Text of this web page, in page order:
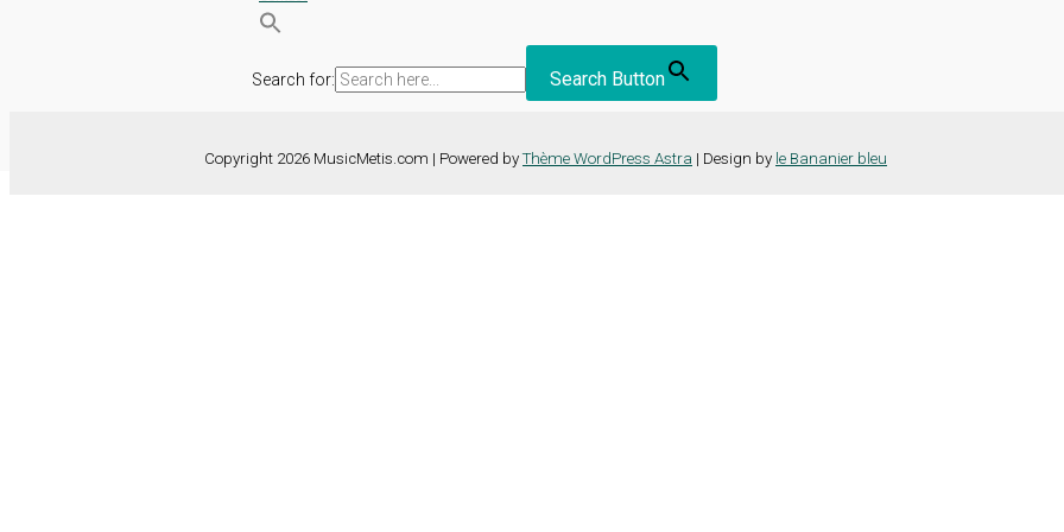
Search for: Search Button
Copyright 2026 MusicMetis.com | Powered by Thème WordPress Astra | Design by le Bananier bleu